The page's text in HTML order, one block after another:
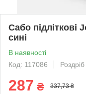
Сабо підліткові
сині
В наявності
Код: 117086
Роздріб
287 ₴ 337,73 ₴